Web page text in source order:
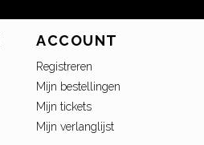
ACCOUNT
Registreren
Mijn bestellingen
Mijn tickets
Mijn verlanglijst